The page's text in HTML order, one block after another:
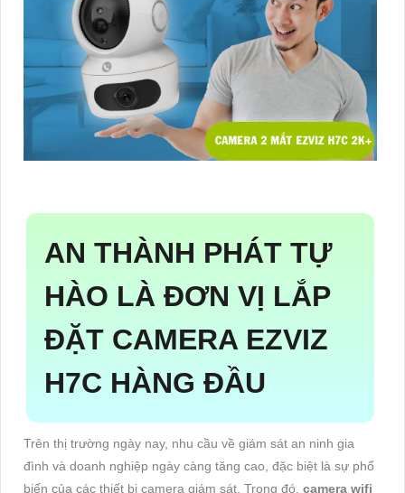
AN THÀNH PHÁT TỰ
HÀO LÀ ĐƠN VỊ LẮP
ĐẶT CAMERA EZVIZ
H7C HÀNG ĐẦU
Trên thị trường ngày nay, nhu cầu về giám sát an ninh gia
đình và doanh nghiệp ngày càng tăng cao, đặc biệt là sự phổ
biến của các thiết bị camera giám sát. Trong đó, camera wifi